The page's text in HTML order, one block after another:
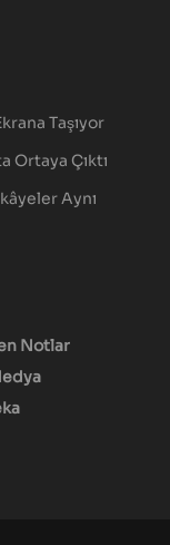
Taşıyor
Ortaya Çıktı
Aynı
Notlar